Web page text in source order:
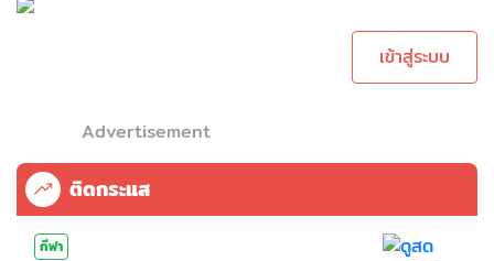
เข้าสู่ระบบ
Advertisement
ติดกระแส
กีฬา